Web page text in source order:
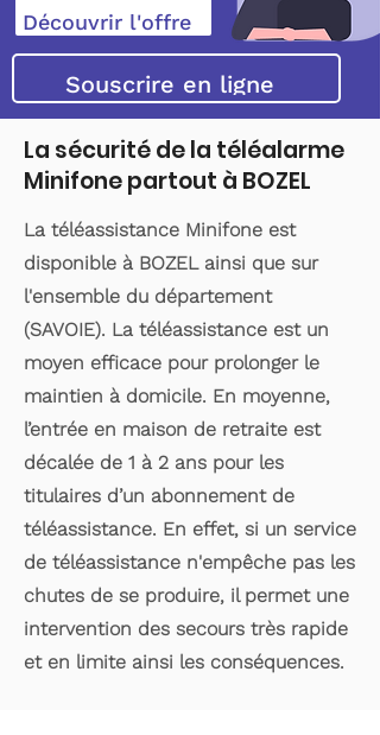
Découvrir l'offre
Souscrire en ligne
La sécurité de la téléalarme
Minifone partout à BOZEL
La téléassistance Minifone est
disponible à BOZEL ainsi que sur
l'ensemble du département
(SAVOIE). La téléassistance est un
moyen efficace pour prolonger le
maintien à domicile. En moyenne,
l’entrée en maison de retraite est
décalée de 1 à 2 ans pour les
titulaires d’un abonnement de
téléassistance. En effet, si un service
de téléassistance n'empêche pas les
chutes de se produire, il permet une
intervention des secours très rapide
et en limite ainsi les conséquences.